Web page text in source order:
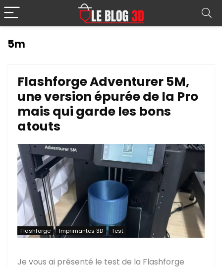
5m
Flashforge Adventurer 5M,
une version épurée de la Pro
mais qui garde les bons
atouts
Flashforge Imprimantes 3D Test
Je vous ai présenté le test de la Flashforge